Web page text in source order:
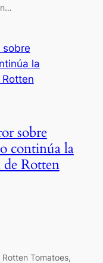
sobre
continúa la
de Rotten
Tomatoes,